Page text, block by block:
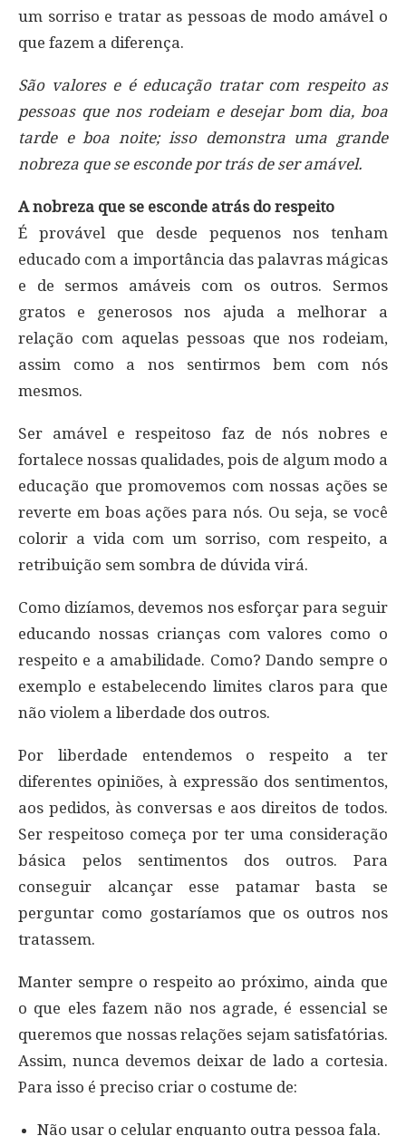
um sorriso e tratar as pessoas de modo amável o
que fazem a diferença.
São valores e é educação tratar com respeito as
pessoas que nos rodeiam e desejar bom dia, boa
tarde e boa noite; isso demonstra uma grande
nobreza que se esconde por trás de ser amável.
A nobreza que se esconde atrás do respeito
É provável que desde pequenos nos tenham
educado com a importância das palavras mágicas
e de sermos amáveis com os outros. Sermos
gratos e generosos nos ajuda a melhorar a
relação com aquelas pessoas que nos rodeiam,
assim como a nos sentirmos bem com nós
mesmos.
Ser amável e respeitoso faz de nós nobres e
fortalece nossas qualidades, pois de algum modo a
educação que promovemos com nossas ações se
reverte em boas ações para nós. Ou seja, se você
colorir a vida com um sorriso, com respeito, a
retribuição sem sombra de dúvida virá.
Como dizíamos, devemos nos esforçar para seguir
educando nossas crianças com valores como o
respeito e a amabilidade. Como? Dando sempre o
exemplo e estabelecendo limites claros para que
não violem a liberdade dos outros.
Por liberdade entendemos o respeito a ter
diferentes opiniões, à expressão dos sentimentos,
aos pedidos, às conversas e aos direitos de todos.
Ser respeitoso começa por ter uma consideração
básica pelos sentimentos dos outros. Para
conseguir alcançar esse patamar basta se
perguntar como gostaríamos que os outros nos
tratassem.
Manter sempre o respeito ao próximo, ainda que
o que eles fazem não nos agrade, é essencial se
queremos que nossas relações sejam satisfatórias.
Assim, nunca devemos deixar de lado a cortesia.
Para isso é preciso criar o costume de:
Não usar o celular enquanto outra pessoa fala.